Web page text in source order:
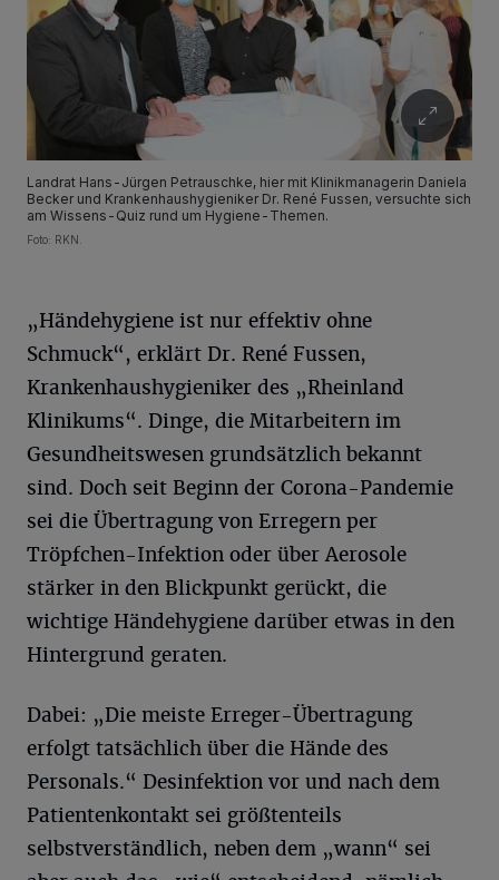
Landrat Hans-Jürgen Petrauschke, hier mit Klinikmanagerin Daniela
Becker und Krankenhaushygieniker Dr. René Fussen, versuchte sich
am Wissens-Quiz rund um Hygiene-Themen.
Foto: RKN.
„Händehygiene ist nur effektiv ohne
Schmuck“, erklärt Dr. René Fussen,
Krankenhaushygieniker des „Rheinland
Klinikums“. Dinge, die Mitarbeitern im
Gesundheitswesen grundsätzlich bekannt
sind. Doch seit Beginn der Corona-Pandemie
sei die Übertragung von Erregern per
Tröpfchen-Infektion oder über Aerosole
stärker in den Blickpunkt gerückt, die
wichtige Händehygiene darüber etwas in den
Hintergrund geraten.
Dabei: „Die meiste Erreger-Übertragung
erfolgt tatsächlich über die Hände des
Personals.“ Desinfektion vor und nach dem
Patientenkontakt sei größtenteils
selbstverständlich, neben dem „wann“ sei